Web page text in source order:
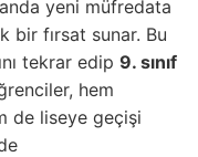
yeni müfredata
bir fırsat sunar. Bu
tekrar edip 9. sınıf
hem
de liseye geçişi